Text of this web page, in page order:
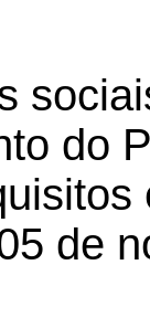
do
de